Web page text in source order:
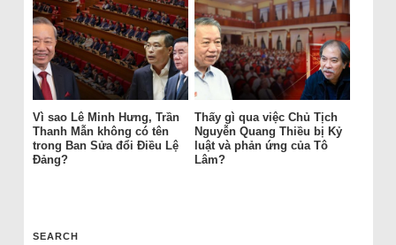
Vì sao Lê Minh Hưng, Trần
Thanh Mẫn không có tên
trong Ban Sửa đổi Điều Lệ
Đảng?
Thấy gì qua việc Chủ Tịch
Nguyễn Quang Thiều bị Kỷ
luật và phản ứng của Tô
Lâm?
SEARCH